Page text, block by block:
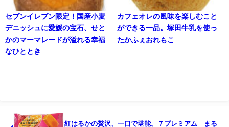
セブンイレブン限定！国産小麦
デニッシュに愛媛の宝石、せと
かのマーマレードが溢れる幸福
なひととき
カフェオレの風味を楽しむこと
ができる一品。塚田牛乳を使っ
たかふぇおれもこ
紅はるかの贅沢、一口で堪能。７プレミアム まる